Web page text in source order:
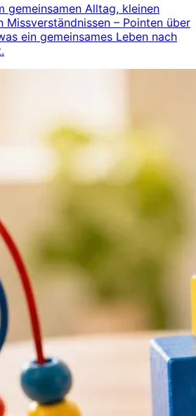
gemeinsamen Alltag, kleinen
Missverständnissen – Pointen über
ein gemeinsames Leben nach